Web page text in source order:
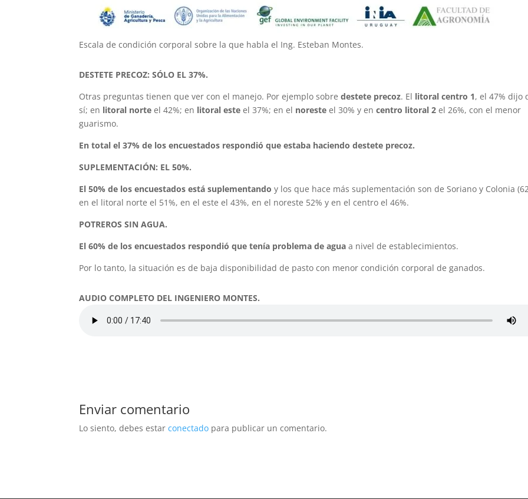
Escala de condición corporal sobre la que habla el Ing. Esteban Montes.
DESTETE PRECOZ: SÓLO EL 37%.
Otras preguntas tienen que ver con el manejo. Por ejemplo sobredestete precoz. El litoral centro 1, el 47% dijo
sí; en litoral norte el 42%; en litoral este el 37%; en el noreste el 30% y encentro litoral 2 el 26%, con el menor
guarismo.
En total el 37% de los encuestados respondió que estaba haciendo destete precoz.
SUPLEMENTACIÓN: EL 50%.
El 50% de los encuestados está suplementando y los que hace más suplementación son de Soriano y Colonia
en el litoral norte el 51%, en el este el 43%, en el noreste 52% y en el centro el 46%.
POTREROS SIN AGUA.
El 60% de los encuestados respondió que tenía problema de agua a nivel de establecimientos.
Por lo tanto, la situación es de baja disponibilidad de pasto con menor condición corporal de ganados.
AUDIO COMPLETO DEL INGENIERO MONTES.
Enviar comentario
Lo siento, debes estarconectado para publicar un comentario.